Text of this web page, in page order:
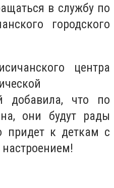
в службу по
городского
центра
добавила, что по
они будут рады
придет к деткам с